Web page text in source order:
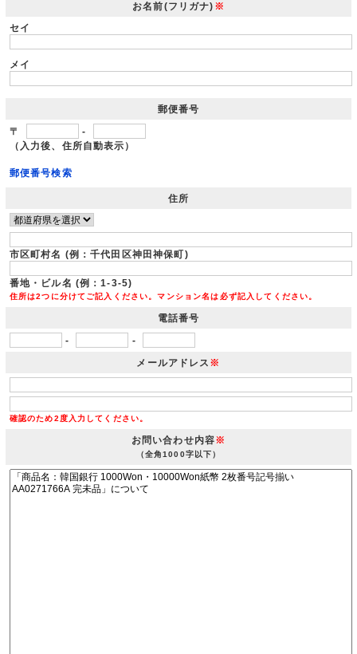
お名前(フリガナ) ※
セイ
メイ
郵便番号
〒
-
（入力後、住所自動表示）
郵便番号検索
住所
市区町村名 (例：千代田区神田神保町)
番地・ビル名 (例：1-3-5)
住所は2つに分けてご記入ください。マンション名は必ず記入してください。
電話番号
- -
メールアドレス ※
確認のため2度入力してください。
お問い合わせ内容※
（全角1000字以下）